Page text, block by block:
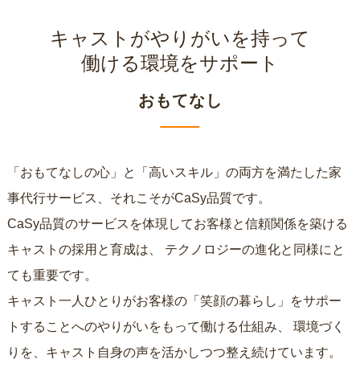
キャストがやりがいを持って
働ける環境をサポート
おもてなし
「おもてなしの心」と「高いスキル」の両方を満たした家
事代行サービス、それこそがCaSy品質です。
CaSy品質のサービスを体現してお客様と信頼関係を築ける
キャストの採用と育成は、
ても重要です。
キャスト一人ひとりがお客様の「笑顔の暮らし」をサポー
トすることへのやりがいをもって働ける仕組み、
りを、キャスト自身の声を活かしつつ整え続けています。